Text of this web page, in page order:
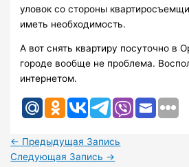
уловок со стороны
иметь необходимость.
А вот снять квартиру посуточно в
городе вообще не проблема.
интернетом.
← Предыдущая Запись
Следующая Запись →